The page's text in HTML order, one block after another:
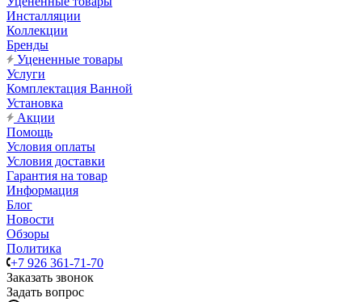
Инсталляции
Коллекции
Бренды
Уцененные товары
Услуги
Комплектация Ванной
Установка
Акции
Помощь
Условия оплаты
Условия доставки
Гарантия на товар
Информация
Блог
Новости
Обзоры
Политика
+7 926 361-71-70
Заказать звонок
Задать вопрос